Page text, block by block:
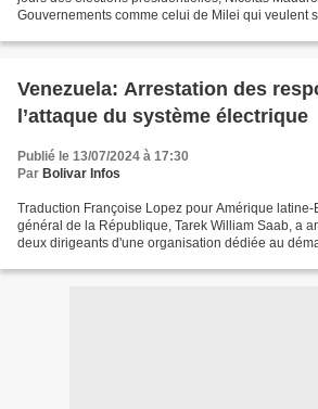
Gouvernements comme celui de Milei qui veulent
Venezuela: Arrestation des
l’attaque du système électrique
Publié le 13/07/2024 à 17:30
Par Bolivar Infos
Traduction Françoise Lopez pour Amérique
général de la République, Tarek William Saab, a
deux dirigeants d'une organisation dédiée au